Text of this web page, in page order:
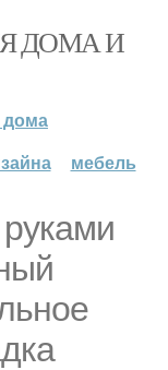
ДОМА И
дома
мебель